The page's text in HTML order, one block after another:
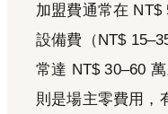
加盟費通常在 NT$
設備費（NT$
常達 NT$ 30–60
則是場主零費用，